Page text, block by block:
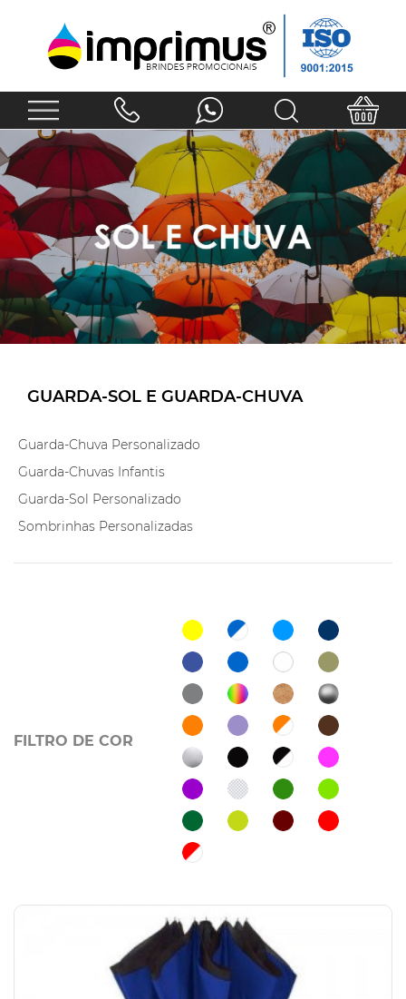
GUARDA-SOL E GUARDA-CHUVA
Guarda-Chuva Personalizado
Guarda-Chuvas Infantis
Guarda-Sol Personalizado
Sombrinhas Personalizadas
FILTRO DE COR